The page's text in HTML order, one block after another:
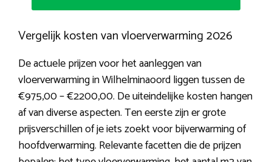
Vergelijk kosten van vloerverwarming 2026
De actuele prijzen voor het aanleggen van
vloerverwarming in Wilhelminaoord liggen tussen de
€975,00 – €2200,00. De uiteindelijke kosten hangen
af van diverse aspecten. Ten eerste zijn er grote
prijsverschillen of je iets zoekt voor bijverwarming of
hoofdverwarming. Relevante facetten die de prijzen